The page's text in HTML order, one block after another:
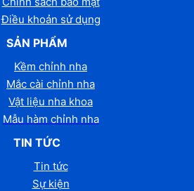
Điều khoản sử dụng
SẢN PHẨM
Kềm chỉnh nha
Mắc cài chỉnh nha
Vật liệu nha khoa
Mẫu hàm chỉnh nha
TIN TỨC
Tin tức
Sự kiện